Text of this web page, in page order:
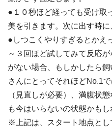
●１０秒ほど経っても受け取
美を引きます。次に出す時に
●しつこくやりすぎるとかえ
～３回ほど試してみて反応
がない場合、もしかしたら
さんにとってそれほどNo.1
（見直しが必要）、満腹状
も今はいらないの状態かもし
※上記は、スタート地点と